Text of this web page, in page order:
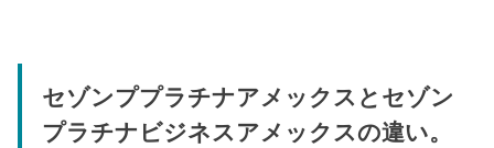
セゾンププラチナアメックスとセゾン
プラチナビジネスアメックスの違い。